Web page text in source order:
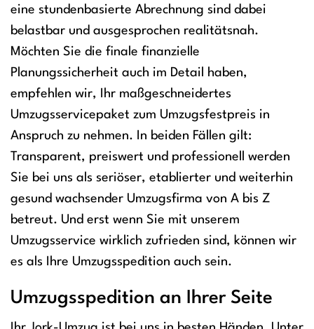
eine stundenbasierte Abrechnung sind dabei
belastbar und ausgesprochen realitätsnah.
Möchten Sie die finale finanzielle
Planungssicherheit auch im Detail haben,
empfehlen wir, Ihr maßgeschneidertes
Umzugsservicepaket zum Umzugsfestpreis in
Anspruch zu nehmen. In beiden Fällen gilt:
Transparent, preiswert und professionell werden
Sie bei uns als seriöser, etablierter und weiterhin
gesund wachsender Umzugsfirma von A bis Z
betreut. Und erst wenn Sie mit unserem
Umzugsservice wirklich zufrieden sind, können wir
es als Ihre Umzugsspedition auch sein.
Umzugsspedition an Ihrer Seite